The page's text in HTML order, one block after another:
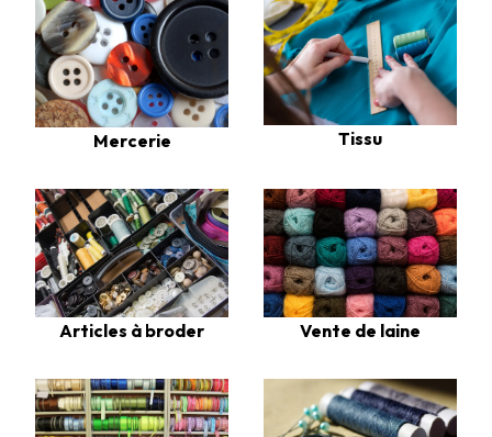
Mercerie Tissu
Articles à broder Vente de laine